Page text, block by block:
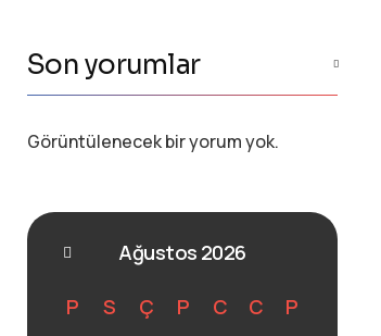
Son yorumlar
Görüntülenecek bir yorum yok.
Ağustos 2026
P S Ç P C C P